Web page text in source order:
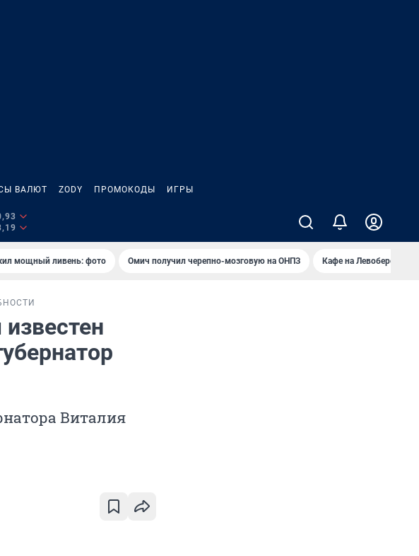
ВАЛЮТ ZODY ПРОМОКОДЫ ИГРЫ
мощный ливень: фото Омич получил черепно-мозговую на ОНПЗ Кафе на Левобережье
Виталия